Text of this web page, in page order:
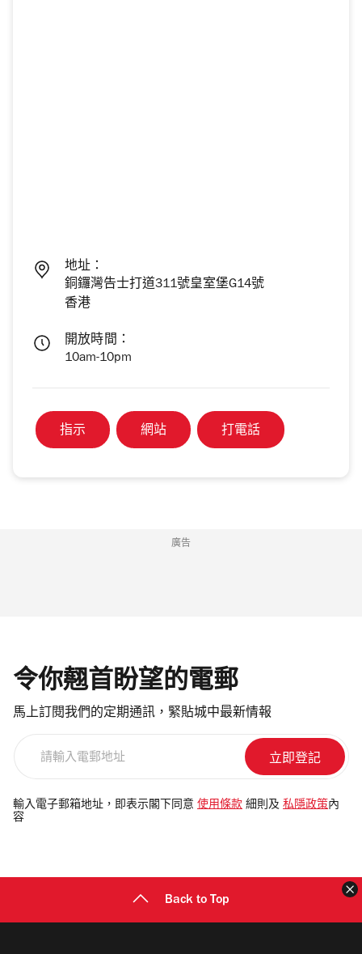
地址：
銅鑼灣告士打道311號皇室堡G14號
香港
開放時間：
10am-10pm
指示 網站 打電話
廣告
令你翹首盼望的電郵
馬上訂閱我們的定期通訊，緊貼城中最新情報
電
郵
輸入電子郵箱地址，即表示閣下同意 使用條款 細則及 私隱政策 內
容
Back to Top